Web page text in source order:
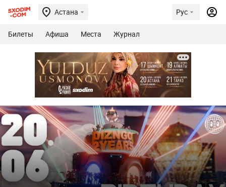
Астана Рус
Билеты Афиша Места Журнал